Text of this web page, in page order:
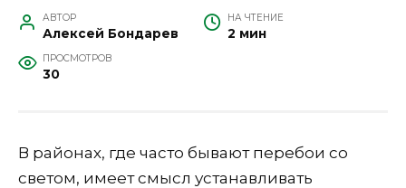
АВТОР
Алексей Бондарев
НА ЧТЕНИЕ
2 мин
ПРОСМОТРОВ
30
В районах, где часто бывают перебои со
светом, имеет смысл устанавливать